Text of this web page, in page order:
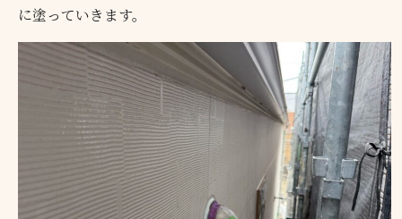
に塗っていきます。